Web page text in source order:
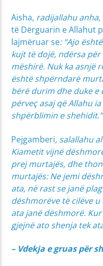
Aisha, radijallahu anha,
të Dërguarin e Allahut
lajmëruar se: “Ajo
kujt të dojë, ndërsa
mëshirë. Nuk ka asnjë
është shpërndarë
bërë durim dhe duke e
përveç asaj që Allahu
shpërblimin e shehidit.”
Pejgamberi, salallahu
Kiametit vijnë
prej murtajës, dhe
murtajës: Ne jemi
ata, në rast se janë
dëshmorëve të cilëve
ata janë dëshmorë.
gjejnë ato shenja tek
– Vdekja e gruas për